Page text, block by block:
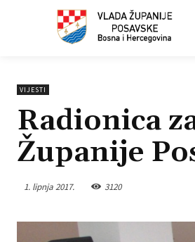
VIJESTI
Radionica
Županije
1. lipnja 2017. 3120